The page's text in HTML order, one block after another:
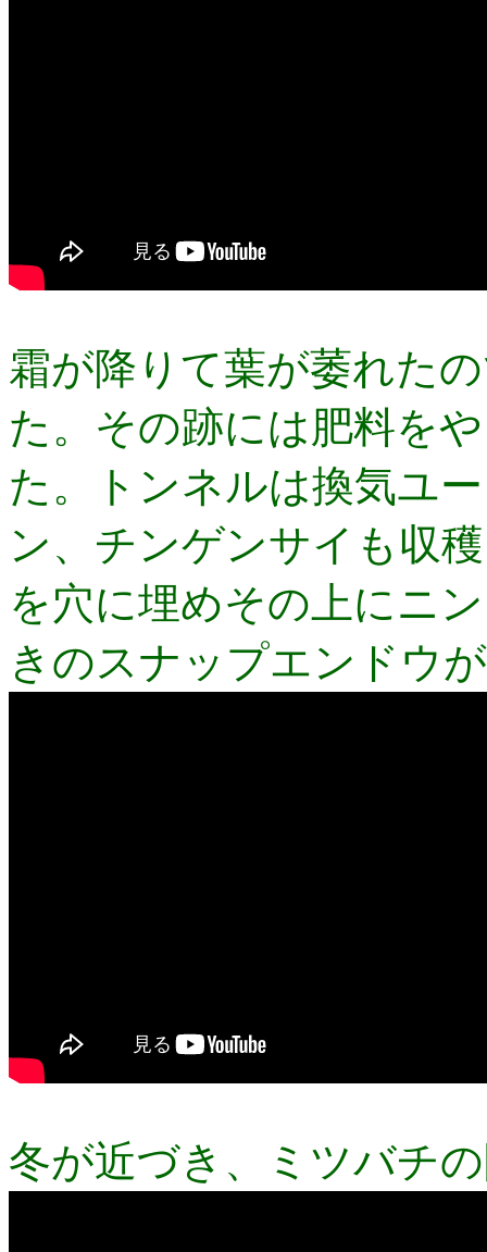
霜が降りて葉が萎れた
た。その跡には肥料を
た。トンネルは換気ユ
ン、チンゲンサイも収
を穴に埋めその上にニ
きのスナップエンドウ
冬が近づき、ミツバチ